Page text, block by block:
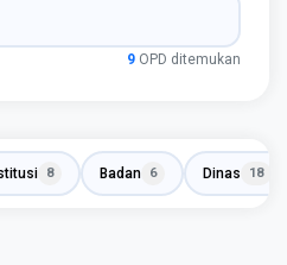
9 OPD ditemukan
8 Badan 6 Dinas 18